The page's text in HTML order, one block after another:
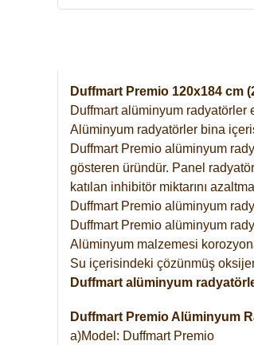
Duffmart Premio 120x184 cm
Duffmart alüminyum
Alüminyum radyatörler bina
Duffmart Premio alüminyum
gösteren üründür. Panel
katılan inhibitör miktarını
Duffmart Premio alüminyum
Duffmart Premio alüminyum
Alüminyum malzemesi
Su içerisindeki çözünmüş
Duffmart alüminyum
Duffmart Premio Alüminyum
a)Model: Duffmart Premio